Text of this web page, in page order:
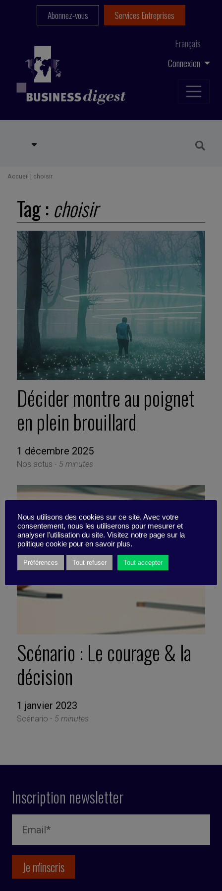
Connexion
Français
Abonnez-vous Services Entreprises
Accueil | choisir
Tag : choisir
Décider montre au poignet
en plein brouillard
1 décembre 2025
Nos actus - 5 minutes
Scénario : Le courage & la
décision
1 janvier 2023
Scénario - 5 minutes
Inscription newsletter
Nous utilisons des cookies sur ce site. Avec votre
consentement, nous les utiliserons pour mesurer et
analyser l'utilisation du site. Visitez notre page sur la
politique cookie pour en savoir plus.
Préférences Tout refuser Tout accepter